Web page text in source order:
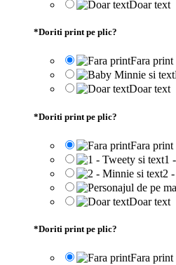
Doar text
*Doriti print pe plic?
Fara print
Doar text
*Doriti print pe plic?
Fara print
1
2
Doar text
*Doriti print pe plic?
Fara print